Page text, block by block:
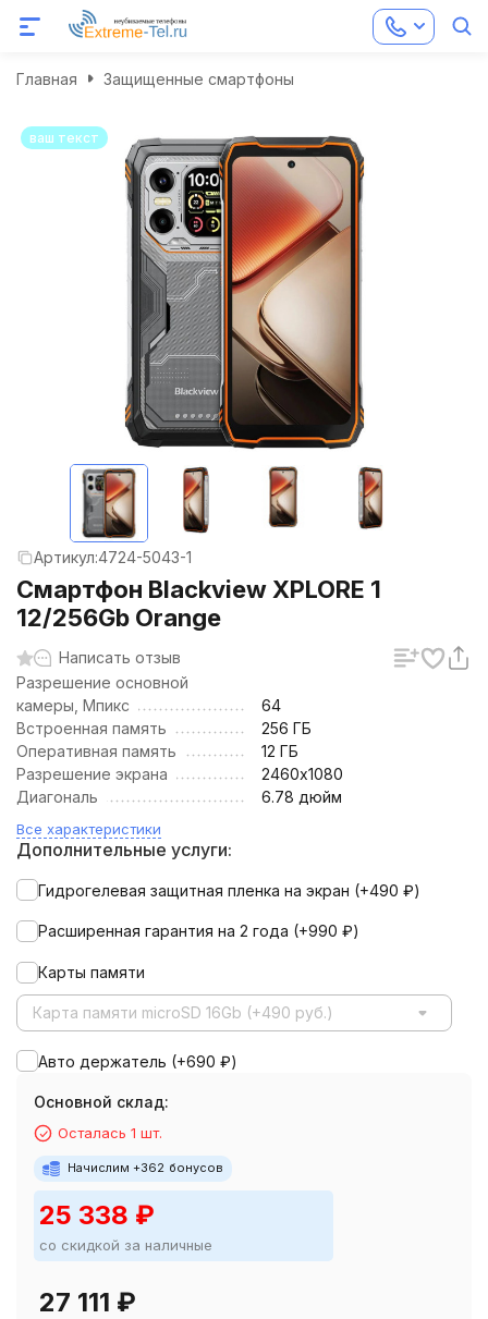
Главная Защищенные смартфоны
ваш текст
Артикул:4724-5043-1
Смартфон Blackview XPLORE 1
12/256Gb Orange
Написать отзыв
Разрешение основной
камеры, Мпикс
64
Встроенная память
256 ГБ
Оперативная память
12 ГБ
Разрешение экрана
2460х1080
Диагональ
6.78 дюйм
Все характеристики
Дополнительные услуги:
Гидрогелевая защитная пленка на экран (+490 ₽)
Расширенная гарантия на 2 года (+990 ₽)
Карты памяти
Карта памяти microSD 16Gb (+490 руб.)
Авто держатель (+690 ₽)
Основной склад:
Осталась 1 шт.
Начислим +362 бонусов
25 338 ₽
со скидкой за наличные
27 111 ₽